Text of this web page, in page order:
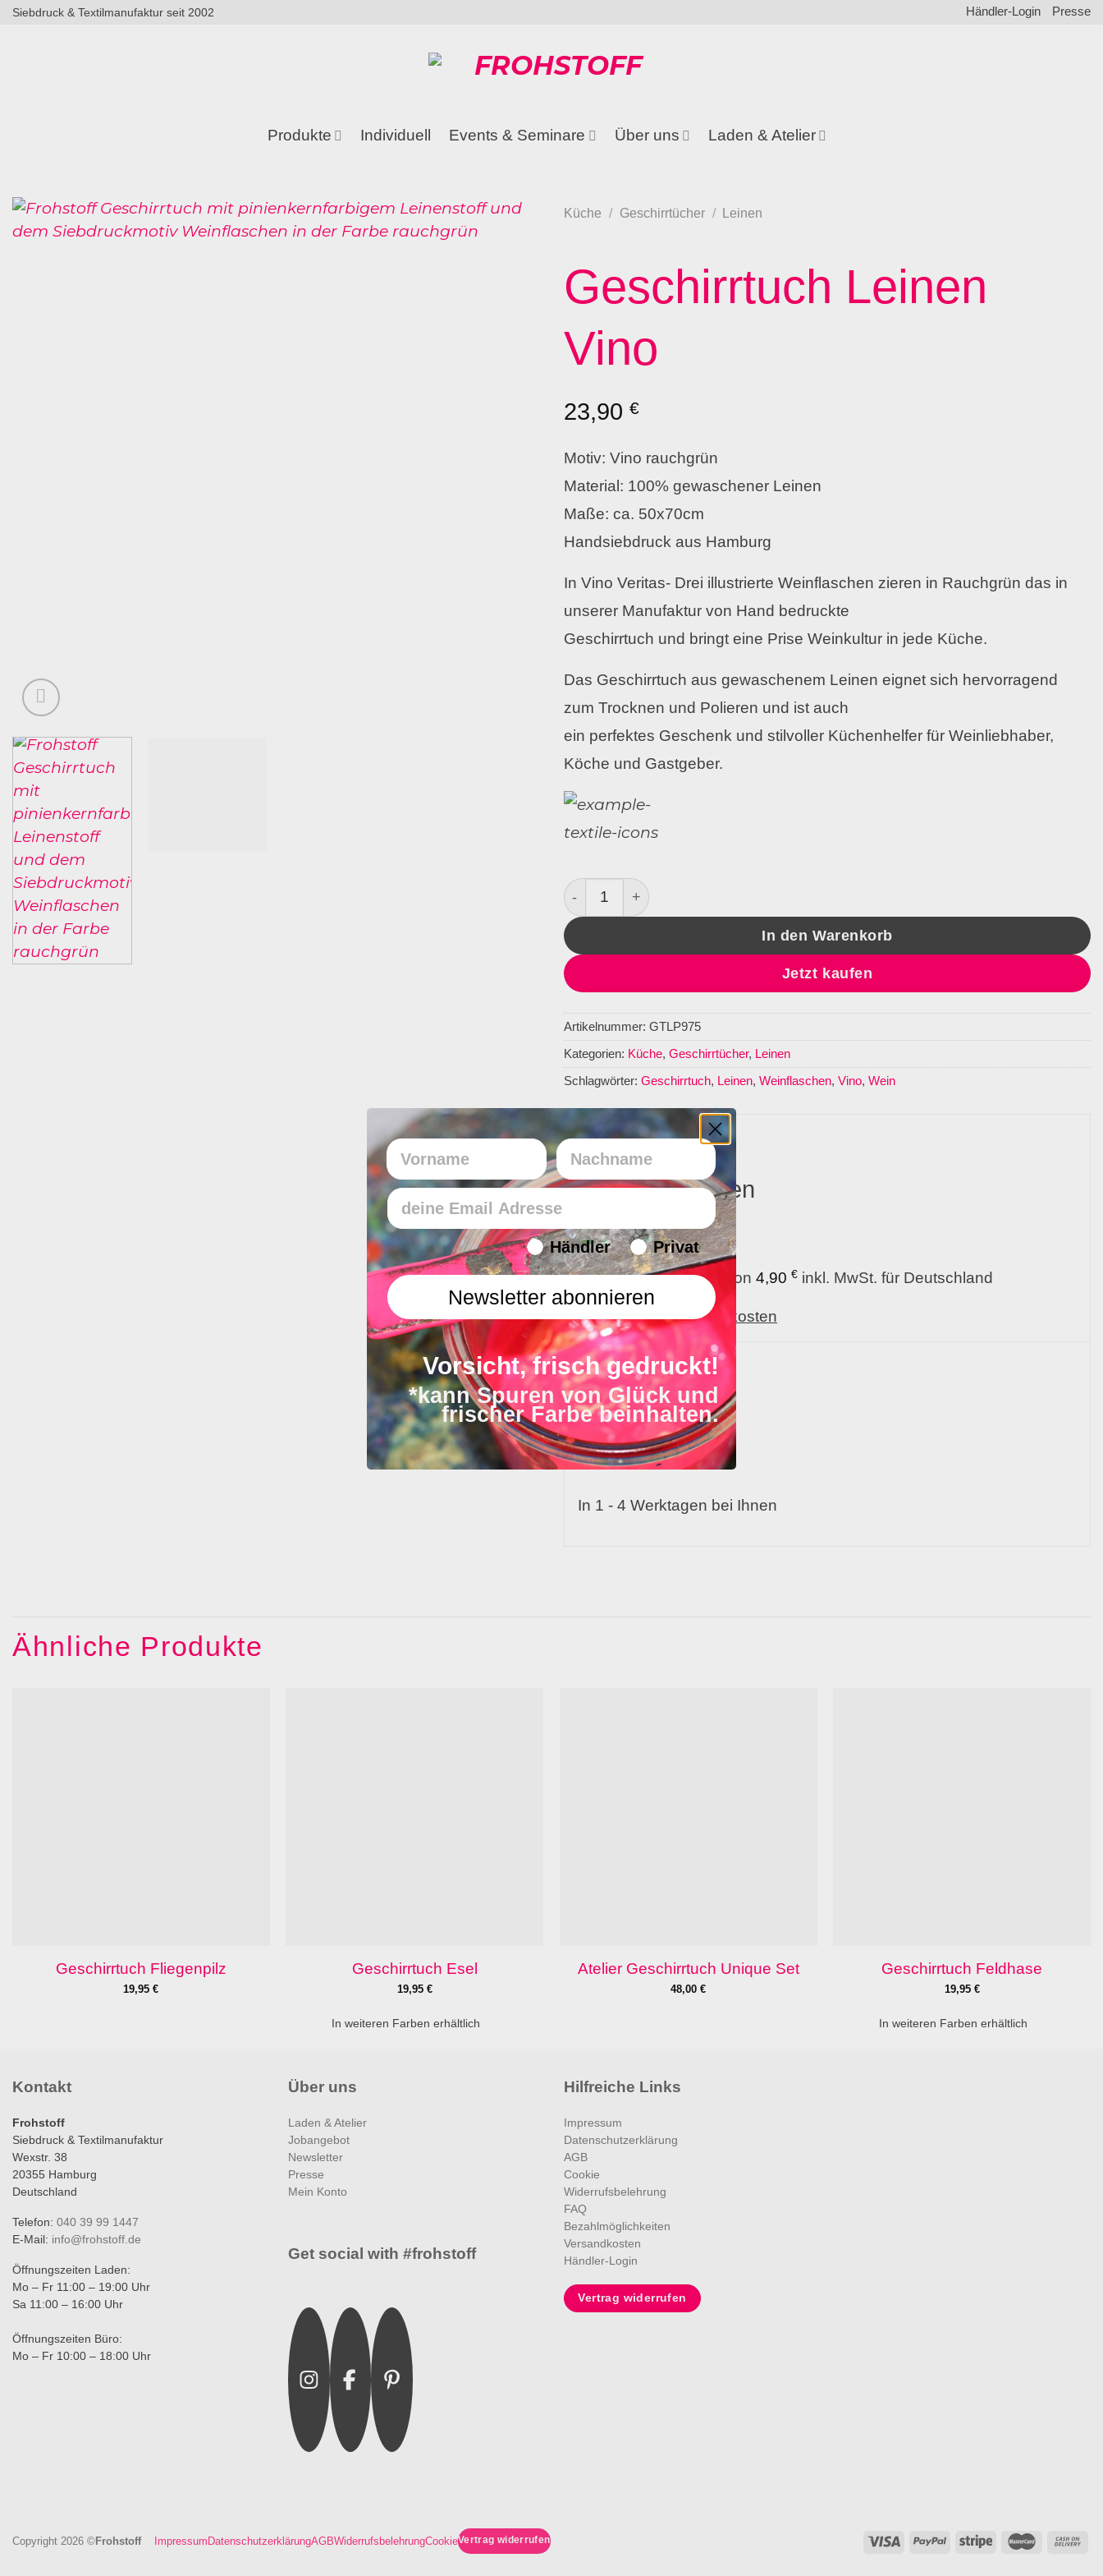
Zum
Siebdruck & Textilmanufaktur seit 2002 Händler-Login Presse
Produkte Individuell Events & Seminare Über uns Laden & Atelier
Küche / Geschirrtücher / Leinen
Geschirrtuch Leinen
Vino
23,90 €
Motiv: Vino rauchgrün
Material: 100% gewaschener Leinen
Maße: ca. 50x70cm
Handsiebdruck aus Hamburg
In Vino Veritas- Drei illustrierte Weinflaschen zieren in Rauchgrün das in
unserer Manufaktur von Hand bedruckte
Geschirrtuch und bringt eine Prise Weinkultur in jede Küche.
Das Geschirrtuch aus gewaschenem Leinen eignet sich hervorragend
zum Trocknen und Polieren und ist auch
ein perfektes Geschenk und stilvoller Küchenhelfer für Weinliebhaber,
Köche und Gastgeber.
Geschirrtuch Leinen Vino Menge
In den Warenkorb
Jetzt kaufen
Artikelnummer: GTLP975
Kategorien: Küche, Geschirrtücher, Leinen
Schlagwörter: Geschirrtuch, Leinen, Weinflaschen, Vino, Wein
Versandkosten
zzgl. Versandkosten von 4,90 € inkl. MwSt. für Deutschland
Mehr zu den Versandkosten
Lieferzeit
In 1 - 4 Werktagen bei Ihnen
Ähnliche Produkte
Geschirrtuch Fliegenpilz
19,95€
Geschirrtuch Esel
19,95 €
In weiteren Farben erhältlich
Atelier Geschirrtuch Unique Set
48,00€
Geschirrtuch Feldhase
19,95 €
In weiteren Farben erhältlich
Kontakt
Frohstoff
Siebdruck & Textilmanufaktur
Wexstr. 38
20355 Hamburg
Deutschland
Telefon: 040 39 99 1447
E-Mail: info@frohstoff.de
Öffnungszeiten Laden:
Mo – Fr 11:00 – 19:00 Uhr
Sa 11:00 – 16:00 Uhr
Öffnungszeiten Büro:
Mo – Fr 10:00 – 18:00 Uhr
Über uns
Laden & Atelier
Jobangebot
Newsletter
Presse
Mein Konto
Get social with #frohstoff
InstagramFacebookPinterest
Hilfreiche Links
Impressum
Datenschutzerklärung
AGB
Cookie
Widerrufsbelehrung
FAQ
Bezahlmöglichkeiten
Versandkosten
Händler-Login
Vertrag widerrufen
Copyright 2026 ©Frohstoff Impressum DatenschutzerklärungAGBWiderrufsbelehrungCookieVertrag widerrufen
Vorname Nachname
Email
Endverbraucher/Haendler
Händler Privat
Newsletter abonnieren
Vorsicht, frisch gedruckt!
*kann Spuren von Glück und
frischer Farbe beinhalten.